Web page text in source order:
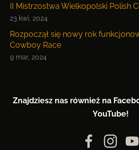
II Mistrzostwa Wielkopolski Polish
23 kwi, 2024
Rozpoczął się nowy rok
Cowboy Race
9 mar, 2024
Znajdziesz nas również na
YouTube!